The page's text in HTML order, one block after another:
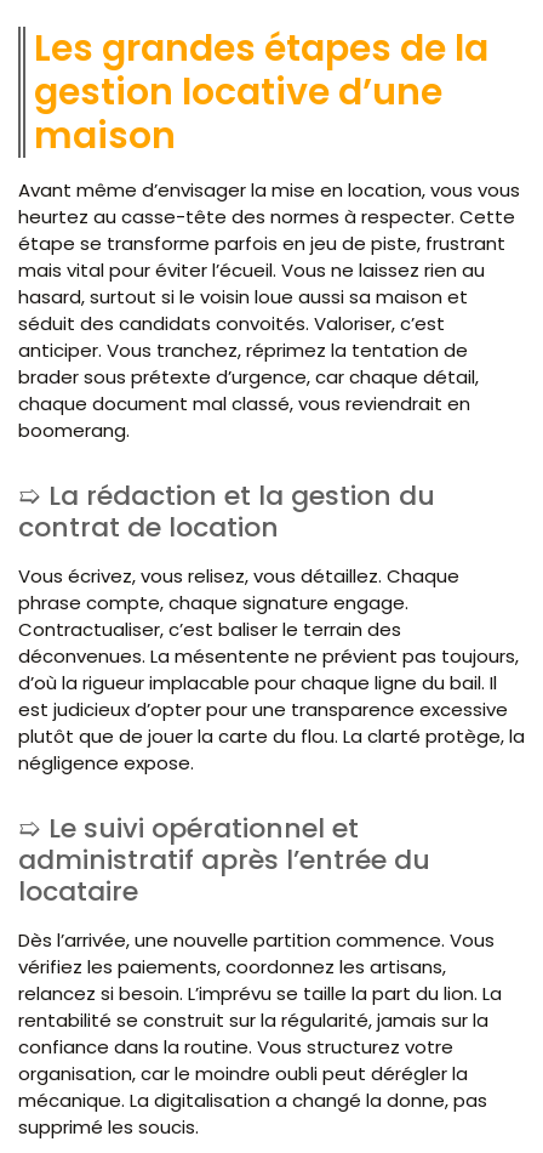
Les grandes étapes de la
gestion locative d’une
maison
Avant même d’envisager la mise en location, vous vous
heurtez au casse-tête des normes à respecter. Cette
étape se transforme parfois en jeu de piste, frustrant
mais vital pour éviter l’écueil. Vous ne laissez rien au
hasard, surtout si le voisin loue aussi sa maison et
séduit des candidats convoités. Valoriser, c’est
anticiper. Vous tranchez, réprimez la tentation de
brader sous prétexte d’urgence, car chaque détail,
chaque document mal classé, vous reviendrait en
boomerang.
La rédaction et la gestion du
contrat de location
Vous écrivez, vous relisez, vous détaillez. Chaque
phrase compte, chaque signature engage.
Contractualiser, c’est baliser le terrain des
déconvenues. La mésentente ne prévient pas toujours,
d’où la rigueur implacable pour chaque ligne du bail. Il
est judicieux d’opter pour une transparence excessive
plutôt que de jouer la carte du flou. La clarté protège, la
négligence expose.
Le suivi opérationnel et
administratif après l’entrée du
locataire
Dès l’arrivée, une nouvelle partition commence. Vous
vérifiez les paiements, coordonnez les artisans,
relancez si besoin. L’imprévu se taille la part du lion. La
rentabilité se construit sur la régularité, jamais sur la
confiance dans la routine. Vous structurez votre
organisation, car le moindre oubli peut dérégler la
mécanique. La digitalisation a changé la donne, pas
supprimé les soucis.